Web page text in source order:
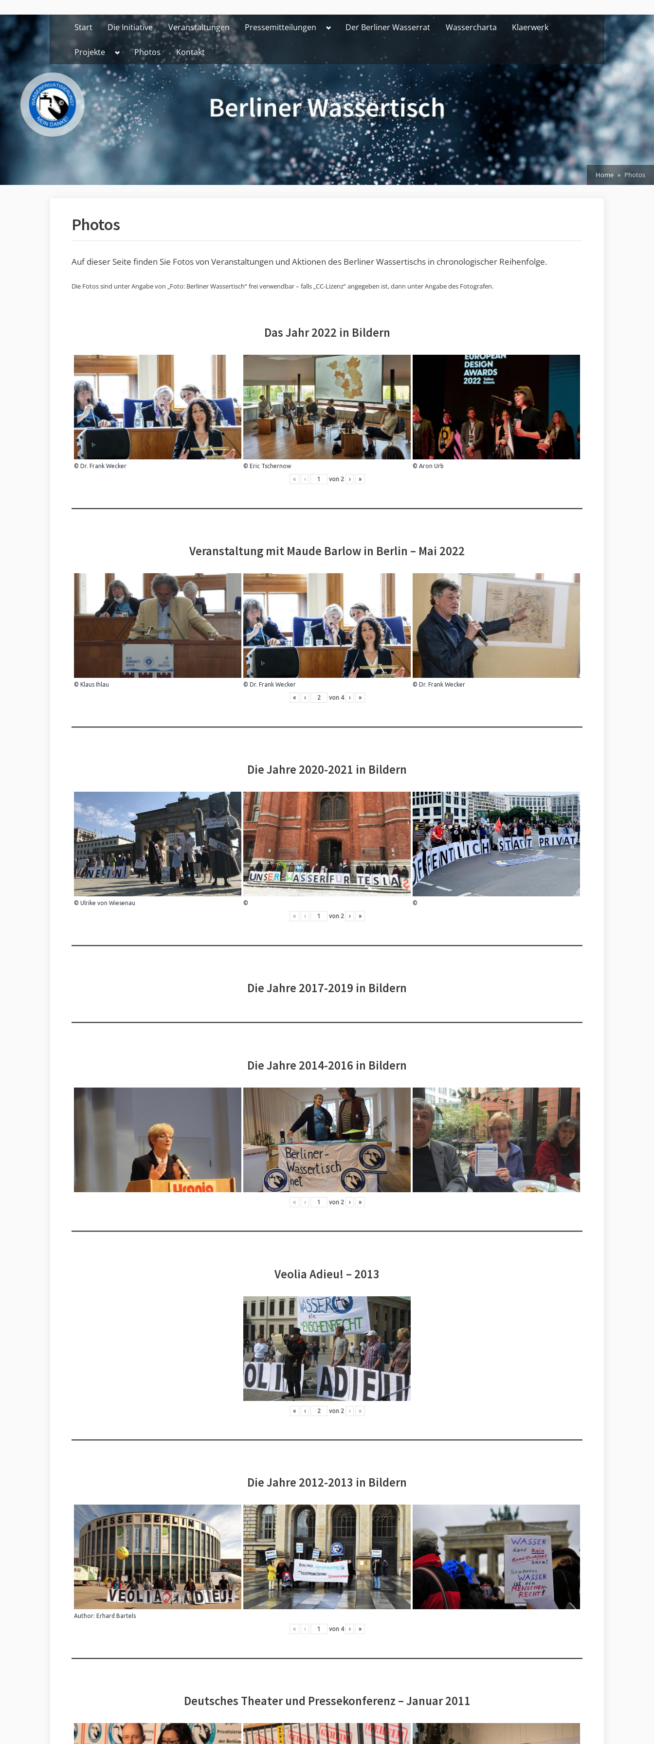
to
content
Start Die Initiative Veranstaltungen Pressemitteilungen ToggleDer Berliner Wasserrat Wassercharta Klaerwerk
Projekte Toggle
menu
Photos Kontakt
Home Photos
Photos
Auf dieser Seite finden Sie Fotos von Veranstaltungen und Aktionen des Berliner Wassertischs in chronologischer Reihenfolge.
Die Fotos sind unter Angabe von „Foto: Berliner Wassertisch“ frei verwendbar – falls „CC-Lizenz“ angegeben ist, dann unter Angabe des Fotografen.
Das Jahr 2022 in Bildern
© Dr. Frank Wecker © Eric Tschernow © Aron Urb
« ‹ von 2 › »
Veranstaltung mit Maude Barlow in Berlin – Mai 2022
© Klaus Ihlau © Dr. Frank Wecker © Dr. Frank Wecker
« ‹ von 4 › »
Die Jahre 2020-2021 in Bildern
© Ulrike von Wiesenau © ©
« ‹ von 2 › »
Die Jahre 2017-2019 in Bildern
Die Jahre 2014-2016 in Bildern
« ‹ von 2 › »
Veolia Adieu! – 2013
« ‹ von 2 › »
Die Jahre 2012-2013 in Bildern
Author: Erhard Bartels
« ‹ von 4 › »
Deutsches Theater und Pressekonferenz – Januar 2011